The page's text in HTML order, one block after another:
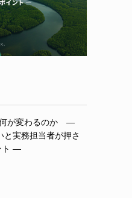
何が変わるのか ―
と実務担当者が押さ
ト ―